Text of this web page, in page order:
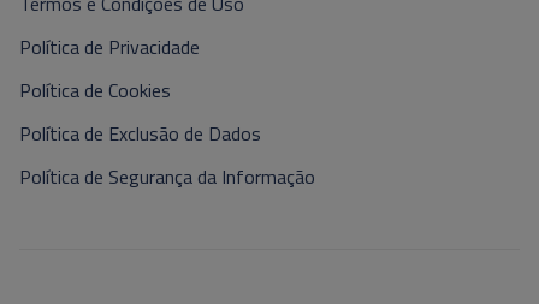
Política de Privacidade
Política de Cookies
Política de Exclusão de Dados
Política de Segurança da Informação